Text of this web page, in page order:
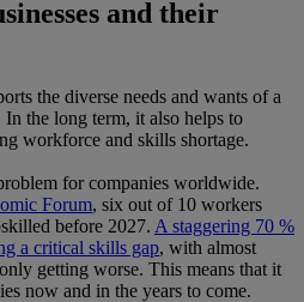
and their
the diverse needs and wants of a
the long term, it also helps to
workforce and skills shortage.
for companies worldwide.
Forum, six out of 10 workers
before 2027. A staggering 70 %
a critical skills gap, with almost
getting worse. This means that it
now and in the years to come.